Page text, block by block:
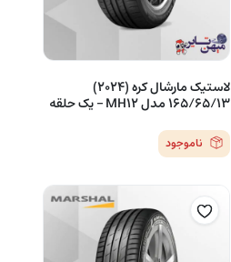
لاستیک مارشال کره (2024)
165/65/13 مدل MH12 – یک حلقه
ناموجود